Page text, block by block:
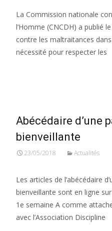
La Commission nationale
l’Homme (CNCDH) a publié
contre les maltraitances
nécessité pour respecter les
Abécédaire d’une
bienveillante
23/05/2018 Actualités
Les articles de l’abécédaire
bienveillante sont en ligne
1e semaine A comme
avec l’Association Discipline